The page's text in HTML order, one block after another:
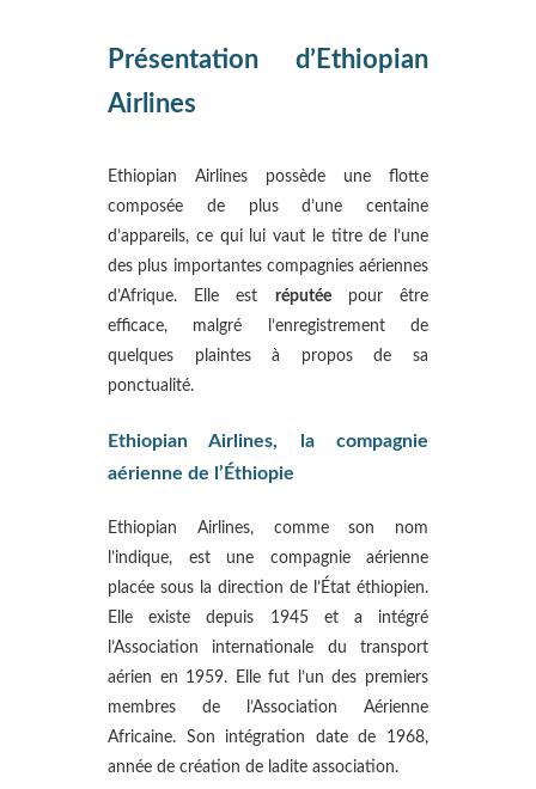
Présentation d’Ethiopian
Airlines
Ethiopian Airlines possède une flotte
composée de plus d’une centaine
d’appareils, ce qui lui vaut le titre de l’une
des plus importantes compagnies aériennes
d’Afrique. Elle est réputéepour être
efficace, malgré l’enregistrement de
quelques plaintes à propos de sa
ponctualité.
Ethiopian Airlines, la compagnie
aérienne de l’Éthiopie
Ethiopian Airlines, comme son nom
l’indique, est une compagnie aérienne
placée sous la direction de l’État éthiopien.
Elle existe depuis 1945 et a intégré
l’Association internationale du transport
aérien en 1959. Elle fut l’un des premiers
membres de l’Association Aérienne
Africaine. Son intégration date de 1968,
année de création de ladite association.